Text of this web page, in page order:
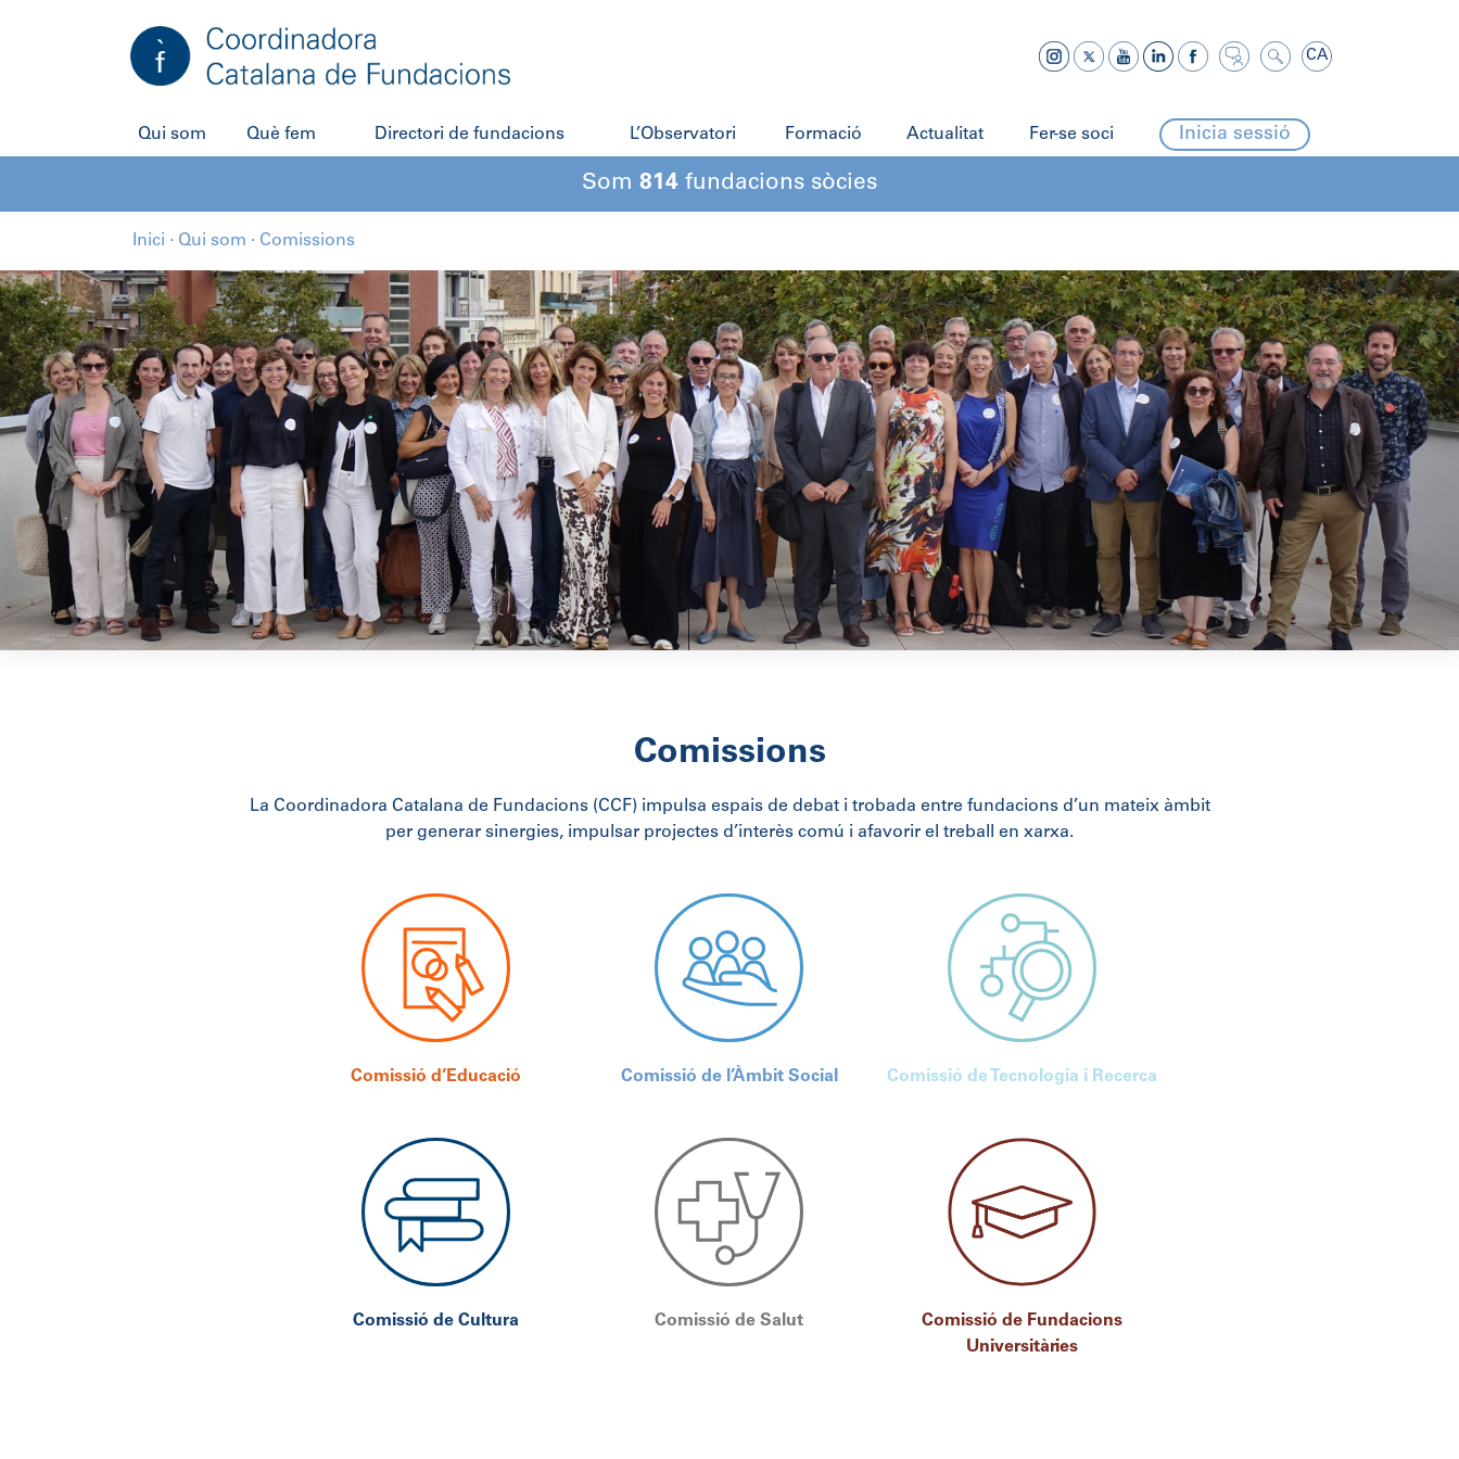
CA
Qui som Què fem Directori de fundacions L’Observatori Formació Actualitat Fer-se soci Inicia sessió
Som 814 fundacions sòcies
Inici · Qui som · Comissions
Comissions
La Coordinadora Catalana de Fundacions (CCF) impulsa espais de debat i trobada entre fundacions d’un mateix àmbit
per generar sinergies, impulsar projectes d’interès comú i afavorir el treball en xarxa.
Comissió d’Educació Comissió de l’Àmbit Social Comissió de Tecnologia i Recerca
Comissió de Cultura Comissió de Salut
Comissió de Fundacions
Universitàries